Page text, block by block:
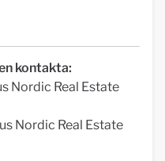
kontakta:
Nordic Real Estate
Nordic Real Estate